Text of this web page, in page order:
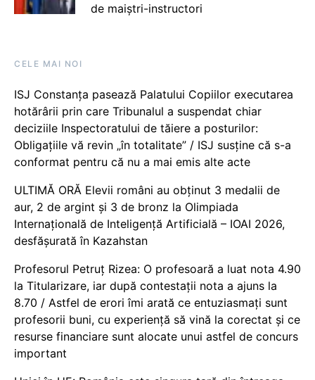
de maiștri-instructori
CELE MAI NOI
ISJ Constanța pasează Palatului Copiilor executarea
hotărârii prin care Tribunalul a suspendat chiar
deciziile Inspectoratului de tăiere a posturilor:
Obligațiile vă revin „în totalitate” / ISJ susține că s-a
conformat pentru că nu a mai emis alte acte
ULTIMĂ ORĂ Elevii români au obținut 3 medalii de
aur, 2 de argint și 3 de bronz la Olimpiada
Internațională de Inteligență Artificială – IOAI 2026,
desfășurată în Kazahstan
Profesorul Petruț Rizea: O profesoară a luat nota 4.90
la Titularizare, iar după contestații nota a ajuns la
8.70 / Astfel de erori îmi arată ce entuziasmați sunt
profesorii buni, cu experiență să vină la corectat și ce
resurse financiare sunt alocate unui astfel de concurs
important